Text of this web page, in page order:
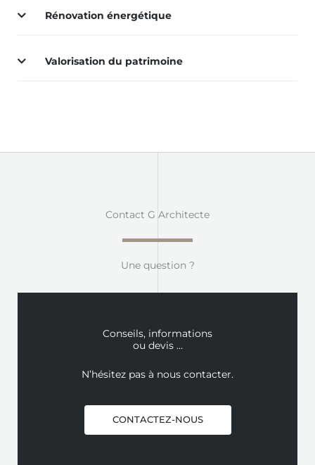
Rénovation énergétique
Valorisation du patrimoine
Contact G Architecte
Une question ?
Conseils, informations
ou devis …
N’hésitez pas à nous contacter.
CONTACTEZ-NOUS